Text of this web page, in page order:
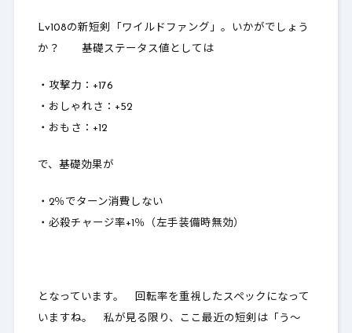
Lv108の新短剣「ワイルドファング」。いかがでしょう
か？ 基礎ステータス値としては
・攻撃力：+176
・おしゃれさ：+52
・おもさ：+12
で、基礎効果が
・2％でターン消費しない
・必殺チャージ率+1％（左手装備時無効）
となっています。 回転率を重視したスペック になって
いますね。 私が見る限り、ここ最近の短剣は「う～